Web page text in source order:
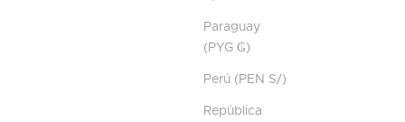
Paraguay
(PYG ₲)
Perú (PEN S/)
República